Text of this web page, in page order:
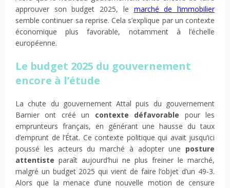
approuver son budget 2025, le marché de l’immobilier
semble continuer sa reprise. Cela s’explique par un contexte
économique plus favorable, notamment à l’échelle
européenne.
Le budget 2025 du gouvernement
encore à l’étude
La chute du gouvernement Attal puis du gouvernement
Barnier ont créé un contexte défavorable pour les
emprunteurs français, en générant une hausse du taux
d’emprunt de l’État. Ce contexte politique qui avait jusqu’ici
poussé les acteurs du marché à adopter une posture
attentiste paraît aujourd’hui ne plus freiner le marché,
malgré un budget 2025 qui vient de faire l’objet d’un 49-3.
Alors que la menace d’une nouvelle motion de censure